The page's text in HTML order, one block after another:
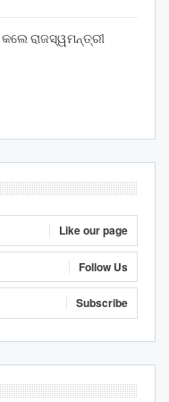
ରାଜସ୍ୱମନ୍ତ୍ରୀ
Like our page
Follow Us
Subscribe